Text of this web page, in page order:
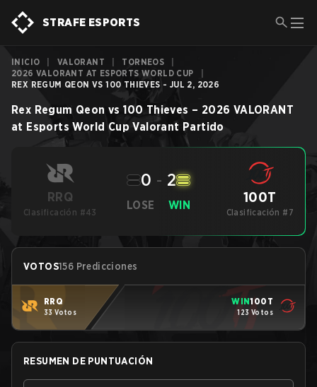
STRAFE ESPORTS
INICIO VALORANT TORNEOS
2026 VALORANT AT ESPORTS WORLD CUP
REX REGUM QEON VS 100 THIEVES - JUL 2, 2026
Rex Regum Qeon vs 100 Thieves – 2026 VALORANT
at Esports World Cup Valorant Partido
RRQ
Clasificación #43
LOSE
0 - 2
WIN 100T
Clasificación #7
VOTOS156 Predicciones
RRQ
33 Votos
WIN100T
123 Votos
RESUMEN DE PUNTUACIÓN